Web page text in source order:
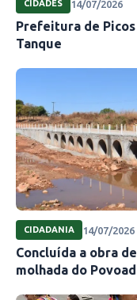
CIDADES 14/07/2026
Prefeitura de
Tanque
CIDADANIA 14/07/2026
Concluída a obra
molhada do